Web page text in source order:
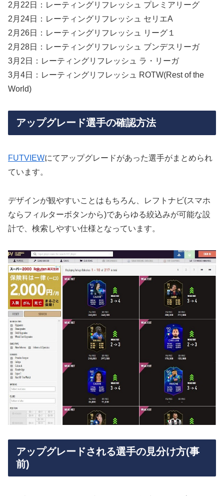
2月22日：レーティングリフレッシュ プレミアリーグ
2月24日：レーティングリフレッシュ セリエA
2月26日：レーティングリフレッシュ リーグ１
2月28日：レーティングリフレッシュ ブンデスリーガ
3月2日：レーティングリフレッシュ ラ・リーガ
3月4日：レーティングリフレッシュ ROTW(Rest of the
World)
アップグレード選手の確認方法
FUTVIEWにてアップグレードがあった選手がまとめられ
ています。
デザインが観やすいことはもちろん、レフトナビ(スマホ
ならフィルターボタンから)であらゆる絞込みが可能な設
計で、検索しやすい仕様となっています。
アップグレードされる選手の見分け方(事
前)